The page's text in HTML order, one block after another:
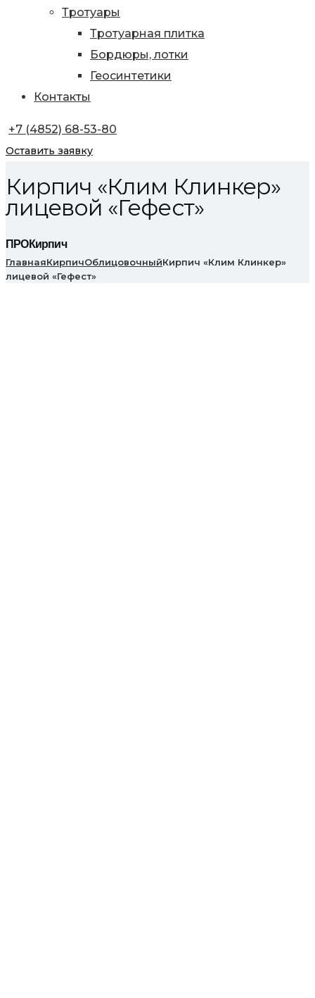
Тротуары
Тротуарная плитка
Бордюры, лотки
Геосинтетики
Контакты
+7 (4852) 68-53-80
Оставить заявку
Кирпич «Клим Клинкер»
лицевой «Гефест»
ПРОКирпич
ГлавнаяКирпичОблицовочныйКирпич «Клим Клинкер»
лицевой «Гефест»